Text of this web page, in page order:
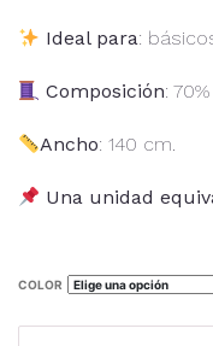
Ideal para:
Composición:
Ancho: 140 cm.
Una unidad
COLOR